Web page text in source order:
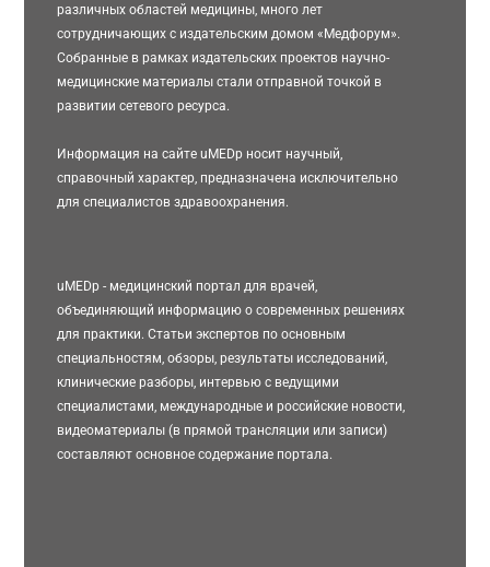
различных областей медицины, много лет
сотрудничающих с издательским домом «Медфорум».
Собранные в рамках издательских проектов научно-
медицинские материалы стали отправной точкой в
развитии сетевого ресурса.
Информация на сайте uMEDp носит научный,
справочный характер, предназначена исключительно
для специалистов здравоохранения.
uMEDp - медицинский портал для врачей,
объединяющий информацию о современных решениях
для практики. Статьи экспертов по основным
специальностям, обзоры, результаты исследований,
клинические разборы, интервью с ведущими
специалистами, международные и российские новости,
видеоматериалы (в прямой трансляции или записи)
составляют основное содержание портала.